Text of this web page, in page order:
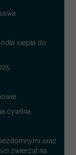
ciepła do
cywilna
oraz
zwierząt na